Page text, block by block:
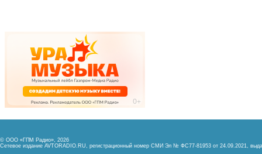
© ООО «ГПМ Радио», 2026
Сетевое издание AVTORADIO.RU, регистрационный номер СМИ Эл № ФС77-81953 от 24.09.2021,